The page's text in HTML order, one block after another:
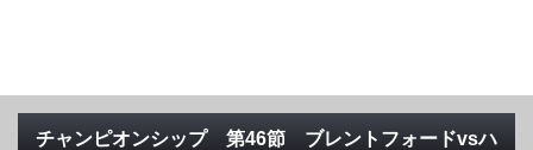
チャンピオンシップ 第46節 ブレントフォードvsハ